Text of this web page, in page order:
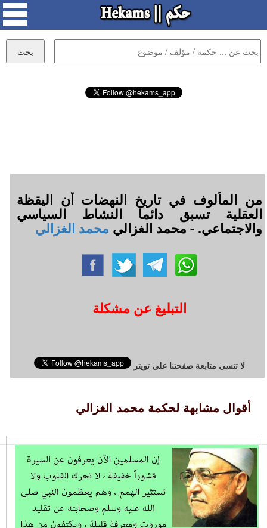
من المألوف في تاريخ النهضات أن اليقظة
العقلية تسبق دائما النشاط السياسي
والاجتماعي. - محمد الغزالي محمد الغزالي
التبليغ عن مشكلة
لا تنسى متابعة صفحتنا على تويتر
أقوال مشابهة لحكمة محمد الغزالي